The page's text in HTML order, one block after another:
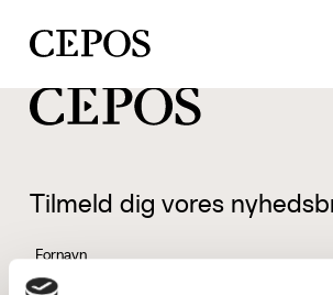
CEPOS logo
Tilmeld dig vores
Fornavn